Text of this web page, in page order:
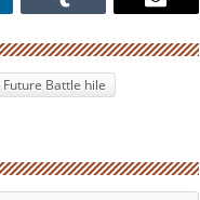
Battle hile